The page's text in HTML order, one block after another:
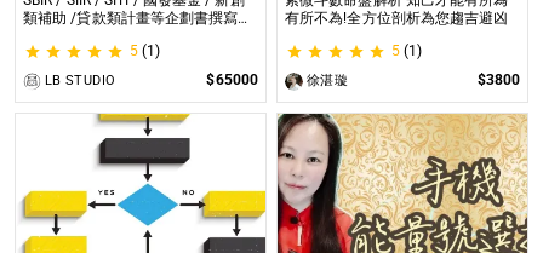
類補助 /貸款類計畫等企劃書撰寫
類補助 /貸款類計畫等企劃書撰寫
5 (1)
LB STUDIO $65000
有所不為!全方位剖析為您趨吉避凶
5 (1)
徐湛璇 $3800